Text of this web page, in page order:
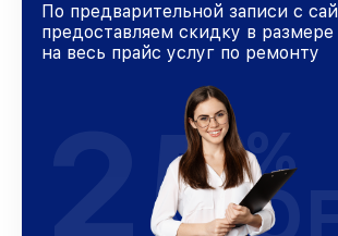
По предварительной записи с
предоставляем скидку в размере
на весь прайс услуг по ремонту
25%